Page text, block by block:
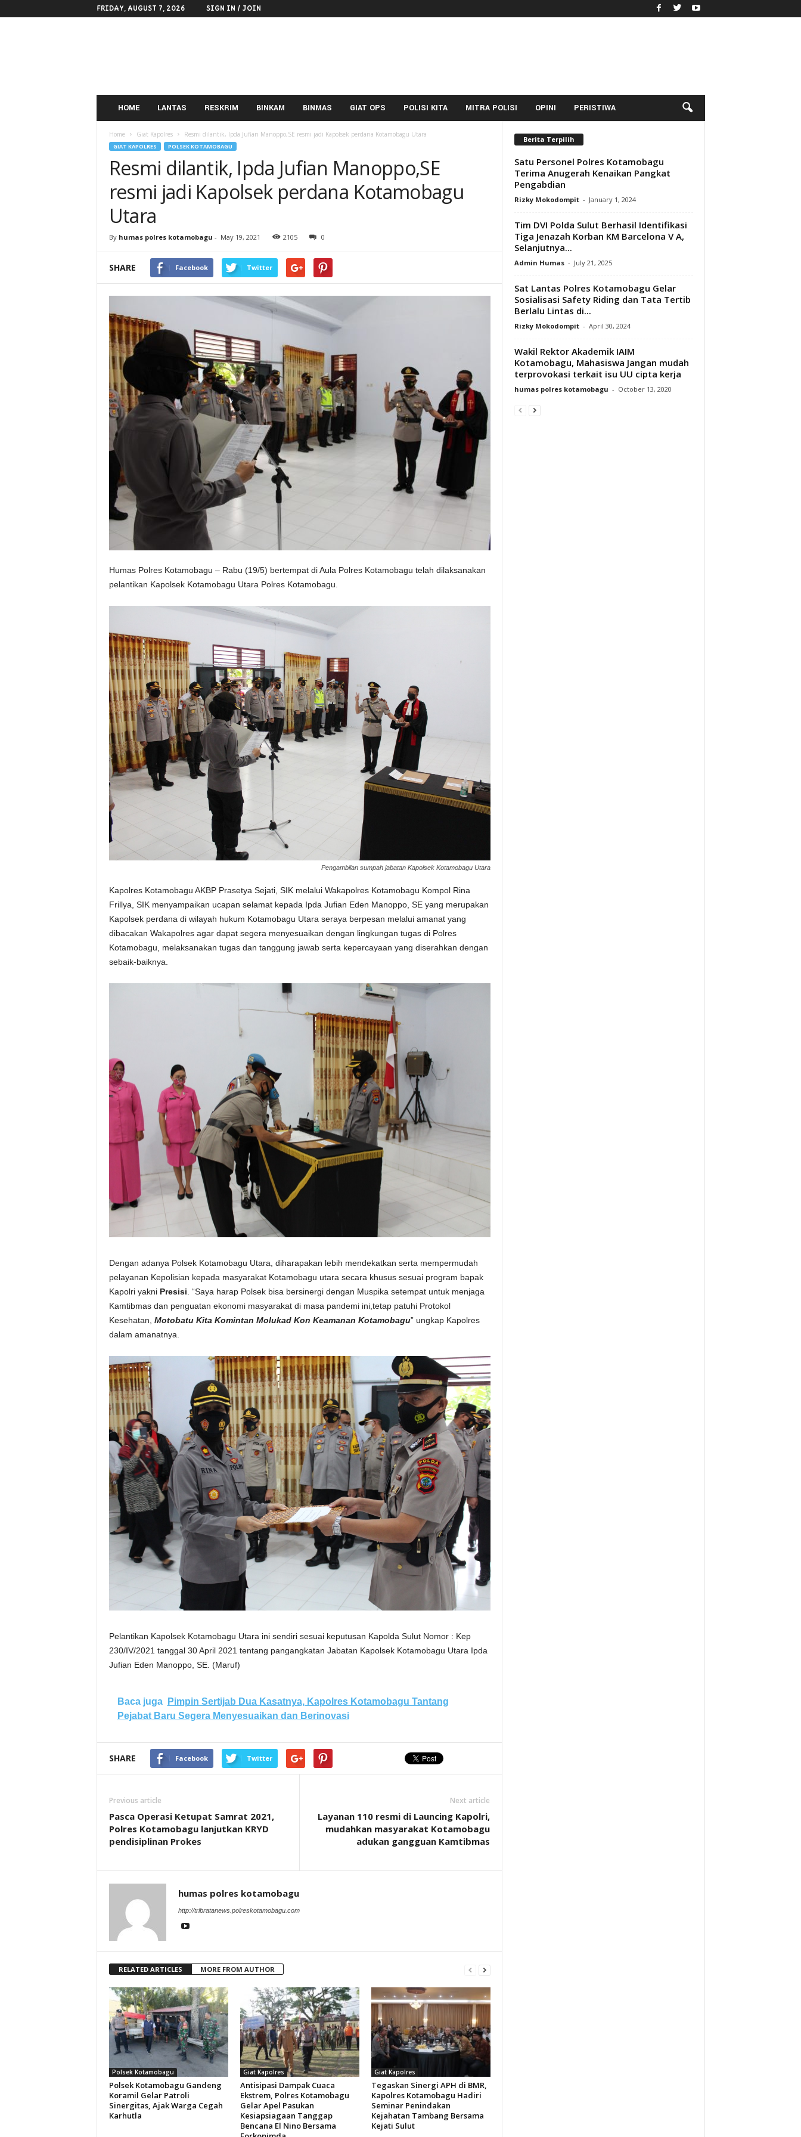
FRIDAY, AUGUST 7, 2026 SIGN IN / JOIN
HOME LANTAS RESKRIM BINKAM BINMAS GIAT OPS POLISI KITA MITRA POLISI OPINI PERISTIWA
Home Giat Kapolres Resmi dilantik, Ipda Jufian Manoppo,SE resmi jadi Kapolsek perdana Kotamobagu Utara
GIAT KAPOLRES POLSEK KOTAMOBAGU
Resmi dilantik, Ipda Jufian Manoppo,SE
resmi jadi Kapolsek perdana Kotamobagu
Utara
By humas polres kotamobagu - May 19, 2021 2105 0
SHARE Facebook Twitter
Humas Polres Kotamobagu – Rabu (19/5) bertempat di Aula Polres Kotamobagu telah dilaksanakan
pelantikan Kapolsek Kotamobagu Utara Polres Kotamobagu.
Pengambilan sumpah jabatan Kapolsek Kotamobagu Utara
Kapolres Kotamobagu AKBP Prasetya Sejati, SIK melalui Wakapolres Kotamobagu Kompol Rina
Frillya, SIK menyampaikan ucapan selamat kepada Ipda Jufian Eden Manoppo, SE yang merupakan
Kapolsek perdana di wilayah hukum Kotamobagu Utara seraya berpesan melalui amanat yang
dibacakan Wakapolres agar dapat segera menyesuaikan dengan lingkungan tugas di Polres
Kotamobagu, melaksanakan tugas dan tanggung jawab serta kepercayaan yang diserahkan dengan
sebaik-baiknya.
Dengan adanya Polsek Kotamobagu Utara, diharapakan lebih mendekatkan serta mempermudah
pelayanan Kepolisian kepada masyarakat Kotamobagu utara secara khusus sesuai program bapak
Kapolri yakni Presisi . “Saya harap Polsek bisa bersinergi dengan Muspika setempat untuk menjaga
Kamtibmas dan penguatan ekonomi masyarakat di masa pandemi ini,tetap patuhi Protokol
Kesehatan, Motobatu Kita Komintan Molukad Kon Keamanan Kotamobagu” ungkap Kapolres
dalam amanatnya.
Pelantikan Kapolsek Kotamobagu Utara ini sendiri sesuai keputusan Kapolda Sulut Nomor : Kep
230/IV/2021 tanggal 30 April 2021 tentang pangangkatan Jabatan Kapolsek Kotamobagu Utara Ipda
Jufian Eden Manoppo, SE. (Maruf)
Baca juga
Pimpin Sertijab Dua Kasatnya, Kapolres Kotamobagu Tantang
Pejabat Baru Segera Menyesuaikan dan Berinovasi
SHARE Facebook Twitter
Previous article
Pasca Operasi Ketupat Samrat 2021,
Polres Kotamobagu lanjutkan KRYD
pendisiplinan Prokes
Next article
Layanan 110 resmi di Launcing Kapolri,
mudahkan masyarakat Kotamobagu
adukan gangguan Kamtibmas
humas polres kotamobagu
http://tribratanews.polreskotamobagu.com
RELATED ARTICLES MORE FROM AUTHOR
Polsek Kotamobagu
Polsek Kotamobagu Gandeng
Koramil Gelar Patroli
Sinergitas, Ajak Warga Cegah
Karhutla
Giat Kapolres
Antisipasi Dampak Cuaca
Ekstrem, Polres Kotamobagu
Gelar Apel Pasukan
Kesiapsiagaan Tanggap
Bencana El Nino Bersama
Giat Kapolres
Tegaskan Sinergi APH di BMR,
Kapolres Kotamobagu Hadiri
Seminar Penindakan
Kejahatan Tambang Bersama
Kejati Sulut
Berita Terpilih
Satu Personel Polres Kotamobagu
Terima Anugerah Kenaikan Pangkat
Pengabdian
Rizky Mokodompit - January 1, 2024
Tim DVI Polda Sulut Berhasil Identifikasi
Tiga Jenazah Korban KM Barcelona V A,
Selanjutnya...
Admin Humas - July 21, 2025
Sat Lantas Polres Kotamobagu Gelar
Sosialisasi Safety Riding dan Tata Tertib
Berlalu Lintas di...
Rizky Mokodompit - April 30, 2024
Wakil Rektor Akademik IAIM
Kotamobagu, Mahasiswa Jangan mudah
terprovokasi terkait isu UU cipta kerja
humas polres kotamobagu - October 13, 2020